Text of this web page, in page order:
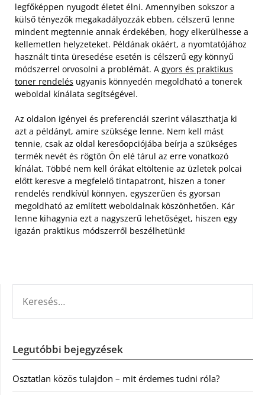
legfőképpen nyugodt életet élni. Amennyiben sokszor a
külső tényezők megakadályozzák ebben, célszerű lenne
mindent megtennie annak érdekében, hogy elkerülhesse a
kellemetlen helyzeteket. Példának okáért, a nyomtatójához
használt tinta üresedése esetén is célszerű egy könnyű
módszerrel orvosolni a problémát. A gyors és praktikus
toner rendelés ugyanis könnyedén megoldható a tonerek
weboldal kínálata segítségével.
Az oldalon igényei és preferenciái szerint választhatja ki
azt a példányt, amire szüksége lenne. Nem kell mást
tennie, csak az oldal keresőopciójába beírja a szükséges
termék nevét és rögtön Ön elé tárul az erre vonatkozó
kínálat. Többé nem kell órákat eltöltenie az üzletek polcai
előtt keresve a megfelelő tintapatront, hiszen a toner
rendelés rendkívül könnyen, egyszerűen és gyorsan
megoldható az említett weboldalnak köszönhetően. Kár
lenne kihagynia ezt a nagyszerű lehetőséget, hiszen egy
igazán praktikus módszerről beszélhetünk!
Legutóbbi bejegyzések
Osztatlan közös tulajdon – mit érdemes tudni róla?